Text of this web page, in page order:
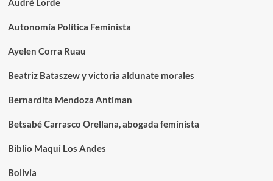
Audré Lorde
Autonomía Política Feminista
Ayelen Corra Ruau
Beatriz Bataszew y victoria aldunate morales
Bernardita Mendoza Antiman
Betsabé Carrasco Orellana, abogada feminista
Biblio Maqui Los Andes
Bolivia